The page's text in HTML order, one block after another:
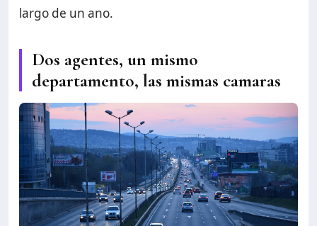
largo de un ano.
Dos agentes, un mismo
departamento, las mismas camaras